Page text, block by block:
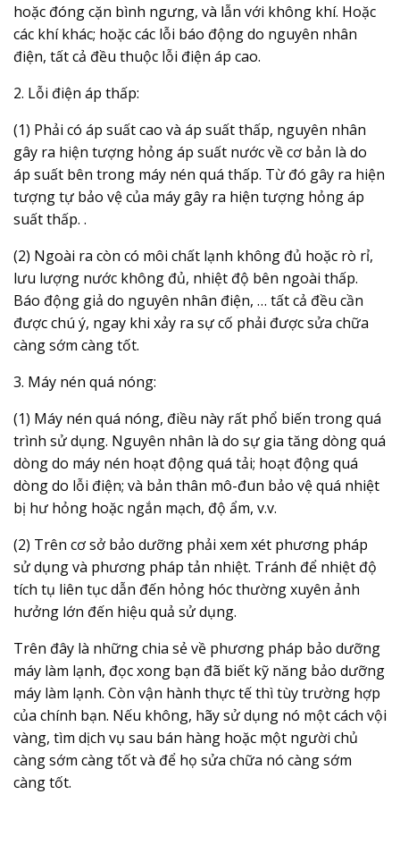
hoặc đóng cặn bình ngưng, và lẫn với không khí. Hoặc
các khí khác; hoặc các lỗi báo động do nguyên nhân
điện, tất cả đều thuộc lỗi điện áp cao.
2. Lỗi điện áp thấp:
(1) Phải có áp suất cao và áp suất thấp, nguyên nhân
gây ra hiện tượng hỏng áp suất nước về cơ bản là do
áp suất bên trong máy nén quá thấp. Từ đó gây ra hiện
tượng tự bảo vệ của máy gây ra hiện tượng hỏng áp
suất thấp. .
(2) Ngoài ra còn có môi chất lạnh không đủ hoặc rò rỉ,
lưu lượng nước không đủ, nhiệt độ bên ngoài thấp.
Báo động giả do nguyên nhân điện, … tất cả đều cần
được chú ý, ngay khi xảy ra sự cố phải được sửa chữa
càng sớm càng tốt.
3. Máy nén quá nóng:
(1) Máy nén quá nóng, điều này rất phổ biến trong quá
trình sử dụng. Nguyên nhân là do sự gia tăng dòng quá
dòng do máy nén hoạt động quá tải; hoạt động quá
dòng do lỗi điện; và bản thân mô-đun bảo vệ quá nhiệt
bị hư hỏng hoặc ngắn mạch, độ ẩm, v.v.
(2) Trên cơ sở bảo dưỡng phải xem xét phương pháp
sử dụng và phương pháp tản nhiệt. Tránh để nhiệt độ
tích tụ liên tục dẫn đến hỏng hóc thường xuyên ảnh
hưởng lớn đến hiệu quả sử dụng.
Trên đây là những chia sẻ về phương pháp bảo dưỡng
máy làm lạnh, đọc xong bạn đã biết kỹ năng bảo dưỡng
máy làm lạnh. Còn vận hành thực tế thì tùy trường hợp
của chính bạn. Nếu không, hãy sử dụng nó một cách vội
vàng, tìm dịch vụ sau bán hàng hoặc một người chủ
càng sớm càng tốt và để họ sửa chữa nó càng sớm
càng tốt.